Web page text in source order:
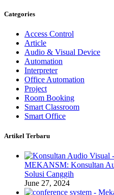
Categories
Access Control
Article
Audio & Visual Device
Automation
Interpreter
Office Automation
Project
Room Booking
Smart Classroom
Smart Office
Artikel Terbaru
MEKANSM: Konsultan
Solusi Canggih
June 27, 2024